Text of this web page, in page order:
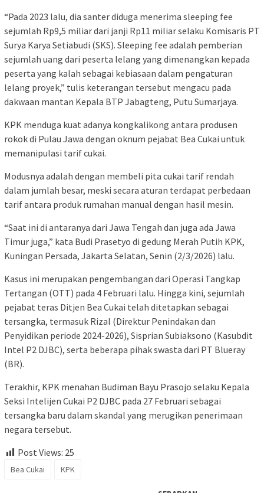
“Pada 2023 lalu, dia santer diduga menerima sleeping fee
sejumlah Rp9,5 miliar dari janji Rp11 miliar selaku Komisaris PT
Surya Karya Setiabudi (SKS). Sleeping fee adalah pemberian
sejumlah uang dari peserta lelang yang dimenangkan kepada
peserta yang kalah sebagai kebiasaan dalam pengaturan
lelang proyek,” tulis keterangan tersebut mengacu pada
dakwaan mantan Kepala BTP Jabagteng, Putu Sumarjaya.
KPK menduga kuat adanya kongkalikong antara produsen
rokok di Pulau Jawa dengan oknum pejabat Bea Cukai untuk
memanipulasi tarif cukai.
Modusnya adalah dengan membeli pita cukai tarif rendah
dalam jumlah besar, meski secara aturan terdapat perbedaan
tarif antara produk rumahan manual dengan hasil mesin.
“Saat ini di antaranya dari Jawa Tengah dan juga ada Jawa
Timur juga,” kata Budi Prasetyo di gedung Merah Putih KPK,
Kuningan Persada, Jakarta Selatan, Senin (2/3/2026) lalu.
Kasus ini merupakan pengembangan dari Operasi Tangkap
Tertangan (OTT) pada 4 Februari lalu. Hingga kini, sejumlah
pejabat teras Ditjen Bea Cukai telah ditetapkan sebagai
tersangka, termasuk Rizal (Direktur Penindakan dan
Penyidikan periode 2024-2026), Sisprian Subiaksono (Kasubdit
Intel P2 DJBC), serta beberapa pihak swasta dari PT Blueray
(BR).
Terakhir, KPK menahan Budiman Bayu Prasojo selaku Kepala
Seksi Intelijen Cukai P2 DJBC pada 27 Februari sebagai
tersangka baru dalam skandal yang merugikan penerimaan
negara tersebut.
Post Views: 25
Bea Cukai KPK